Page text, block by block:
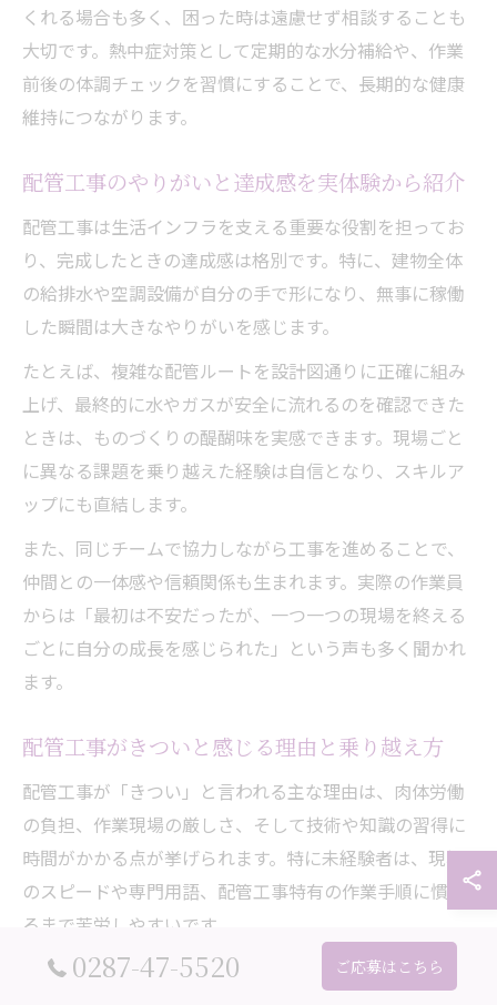
くれる場合も多く、困った時は遠慮せず相談することも
大切です。熱中症対策として定期的な水分補給や、作業
前後の体調チェックを習慣にすることで、長期的な健康
維持につながります。
配管工事のやりがいと達成感を実体験から紹介
配管工事は生活インフラを支える重要な役割を担ってお
り、完成したときの達成感は格別です。特に、建物全体
の給排水や空調設備が自分の手で形になり、無事に稼働
した瞬間は大きなやりがいを感じます。
たとえば、複雑な配管ルートを設計図通りに正確に組み
上げ、最終的に水やガスが安全に流れるのを確認できた
ときは、ものづくりの醍醐味を実感できます。現場ごと
に異なる課題を乗り越えた経験は自信となり、スキルア
ップにも直結します。
また、同じチームで協力しながら工事を進めることで、
仲間との一体感や信頼関係も生まれます。実際の作業員
からは「最初は不安だったが、一つ一つの現場を終える
ごとに自分の成長を感じられた」という声も多く聞かれ
ます。
配管工事がきついと感じる理由と乗り越え方
配管工事が「きつい」と言われる主な理由は、肉体労働
の負担、作業現場の厳しさ、そして技術や知識の習得に
時間がかかる点が挙げられます。特に未経験者は、現場
のスピードや専門用語、配管工事特有の作業手順に慣れ
るまで苦労しやすいです。
これらの壁を乗り越えるには、まず基礎知識をしっかり
0287-47-5520 ご応募はこちら